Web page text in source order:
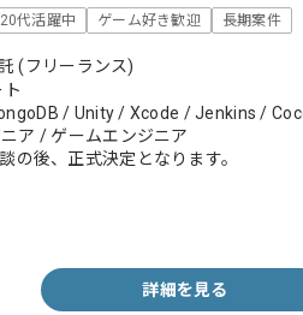
20代活躍中 ゲーム好き歓迎 長期案件
(フリーランス)
/ Unity / Xcode / Jenkins /
ア / ゲームエンジニア
の後、正式決定となります。
詳細を見る